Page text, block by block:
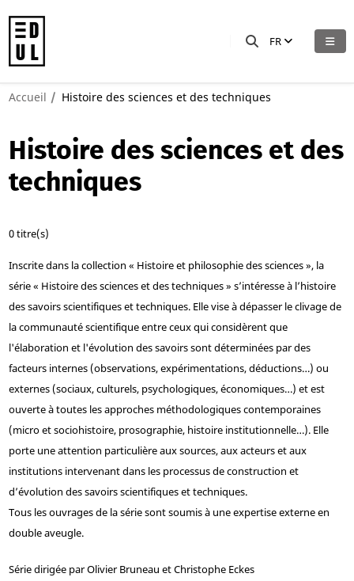
FR
Accueil Histoire des sciences et des techniques
Histoire des sciences et des
techniques
0 titre(s)
Inscrite dans la collection « Histoire et philosophie des sciences », la
série « Histoire des sciences et des techniques » s’intéresse à l’histoire
des savoirs scientifiques et techniques. Elle vise à dépasser le clivage de
la communauté scientifique entre ceux qui considèrent que
l'élaboration et l'évolution des savoirs sont déterminées par des
facteurs internes (observations, expérimentations, déductions…) ou
externes (sociaux, culturels, psychologiques, économiques…) et est
ouverte à toutes les approches méthodologiques contemporaines
(micro et sociohistoire, prosographie, histoire institutionnelle…). Elle
porte une attention particulière aux sources, aux acteurs et aux
institutions intervenant dans les processus de construction et
d’évolution des savoirs scientifiques et techniques.
Tous les ouvrages de la série sont soumis à une expertise externe en
double aveugle.
Série dirigée par Olivier Bruneau et Christophe Eckes